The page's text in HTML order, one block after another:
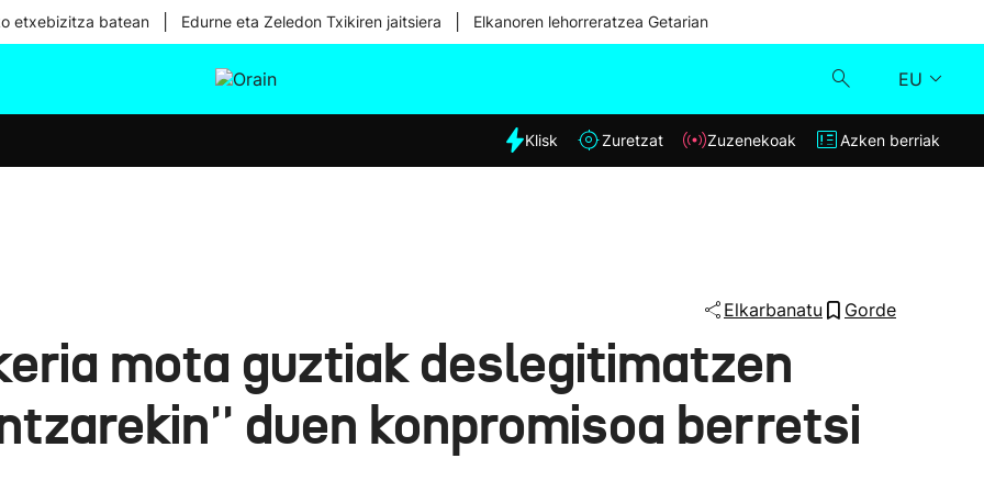
etxebizitza batean Edurne eta Zeledon Txikiren jaitsiera Elkanoren lehorreratzea Getarian
EU
Eguraldia
Klisk
Klisk Zuretzat Zuzenekoak Azken berriak
Elkarbanatu Gorde
mota guztiak deslegitimatzen
duen konpromisoa berretsi